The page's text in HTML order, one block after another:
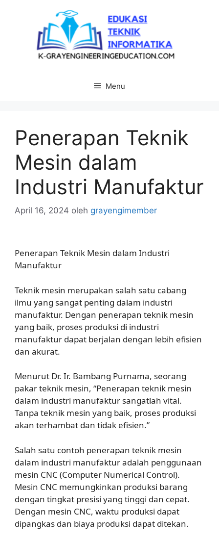
Menu
Penerapan Teknik
Mesin dalam
Industri Manufaktur
April 16, 2024 oleh grayengimember
Penerapan Teknik Mesin dalam Industri
Manufaktur
Teknik mesin merupakan salah satu cabang
ilmu yang sangat penting dalam industri
manufaktur. Dengan penerapan teknik mesin
yang baik, proses produksi di industri
manufaktur dapat berjalan dengan lebih efisien
dan akurat.
Menurut Dr. Ir. Bambang Purnama, seorang
pakar teknik mesin, “Penerapan teknik mesin
dalam industri manufaktur sangatlah vital.
Tanpa teknik mesin yang baik, proses produksi
akan terhambat dan tidak efisien.”
Salah satu contoh penerapan teknik mesin
dalam industri manufaktur adalah penggunaan
mesin CNC (Computer Numerical Control).
Mesin CNC memungkinkan produksi barang
dengan tingkat presisi yang tinggi dan cepat.
Dengan mesin CNC, waktu produksi dapat
dipangkas dan biaya produksi dapat ditekan.